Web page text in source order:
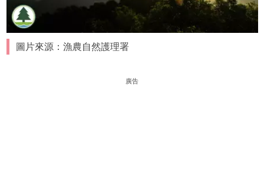
圖片來源：漁農自然護理署
廣告